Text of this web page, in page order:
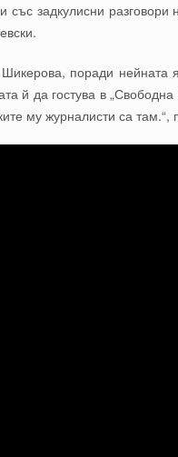
задкулисни разговори
поради нейната
й да гостува в
му журналисти са там.“,